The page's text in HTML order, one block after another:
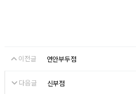
이전글 연안부두점
다음글 신부점